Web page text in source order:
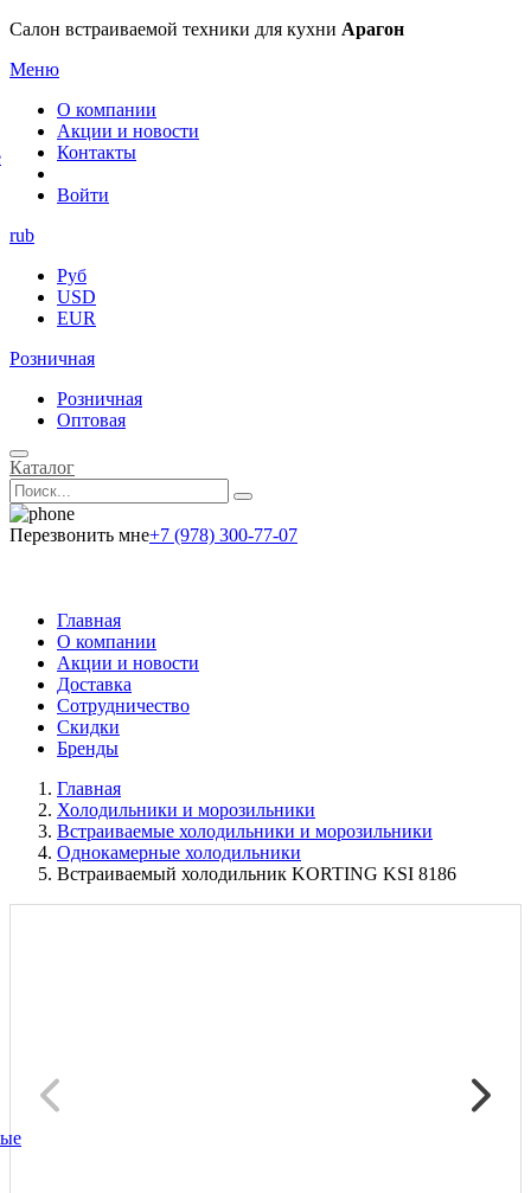
Салон встраиваемой техники для кухни Арагон
Меню
О компании
Акции и новости
Контакты
Войти
rub
Руб
USD
EUR
Розничная
Розничная
Оптовая
Каталог
Перезвонить мне+7 (978) 300-77-07
Главная
О компании
Акции и новости
Доставка
Сотрудничество
Скидки
Бренды
Главная
Холодильники и морозильники
Встраиваемые холодильники и морозильники
Однокамерные холодильники
Встраиваемый холодильник KORTING KSI 8186